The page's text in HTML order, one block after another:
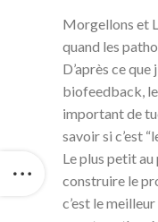
Morgellons et
quand les
D’après ce que
biofeedback,
important de
savoir si c’est
Le plus petit
construire le
c’est le